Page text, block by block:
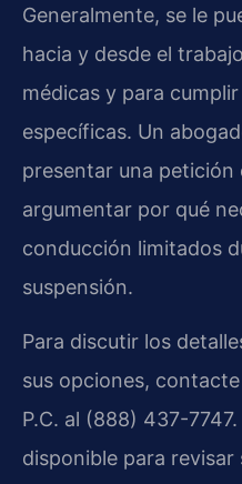
Generalmente, se le
hacia y desde el
médicas y para
específicas. Un
presentar una
argumentar por qué
conducción limitados
suspensión.
Para discutir los
sus opciones,
P.C. al (888) 437-
disponible para